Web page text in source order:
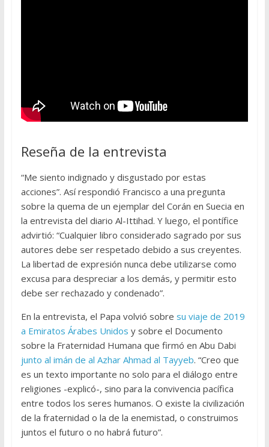
Reseña de la entrevista
“Me siento indignado y disgustado por estas
acciones”. Así respondió Francisco a una pregunta
sobre la quema de un ejemplar del Corán en Suecia en
la entrevista del diario Al-Ittihad. Y luego, el pontífice
advirtió: “Cualquier libro considerado sagrado por sus
autores debe ser respetado debido a sus creyentes.
La libertad de expresión nunca debe utilizarse como
excusa para despreciar a los demás, y permitir esto
debe ser rechazado y condenado”.
En la entrevista, el Papa volvió sobre su viaje de 2019
a Emiratos Árabes Unidos y sobre el Documento
sobre la Fraternidad Humana que firmó en Abu Dabi
junto al imán de al Azhar Ahmad al Tayyeb. “Creo que
es un texto importante no solo para el diálogo entre
religiones -explicó-, sino para la convivencia pacífica
entre todos los seres humanos. O existe la civilización
de la fraternidad o la de la enemistad, o construimos
juntos el futuro o no habrá futuro”.